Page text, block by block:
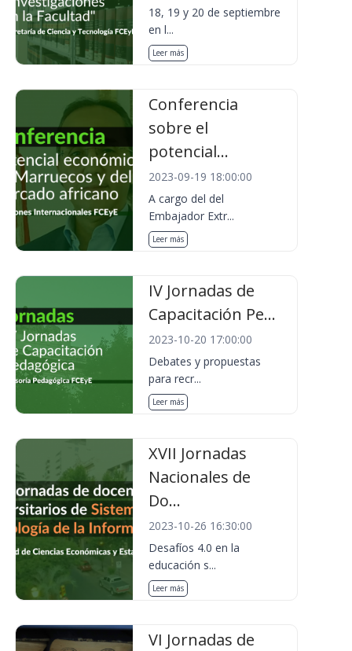
18, 19 y 20 de septiembre
en l...
Leer más
Conferencia
sobre el
potencial...
2023-09-19 18:00:00
A cargo del del
Embajador Extr...
Leer más
IV Jornadas de
Capacitación Pe...
2023-10-20 17:00:00
Debates y propuestas
para recr...
Leer más
XVII Jornadas
Nacionales de
Do...
2023-10-26 16:30:00
Desafíos 4.0 en la
educación s...
Leer más
VI Jornadas de